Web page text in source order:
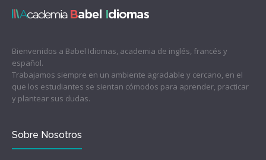
Bienvenidos a Babel Idiomas, academia de inglés, francés y
español.
Trabajamos siempre en un ambiente agradable y cercano, en el
que los estudiantes se sientan cómodos para aprender, practicar
y plantear sus dudas.
Sobre Nosotros